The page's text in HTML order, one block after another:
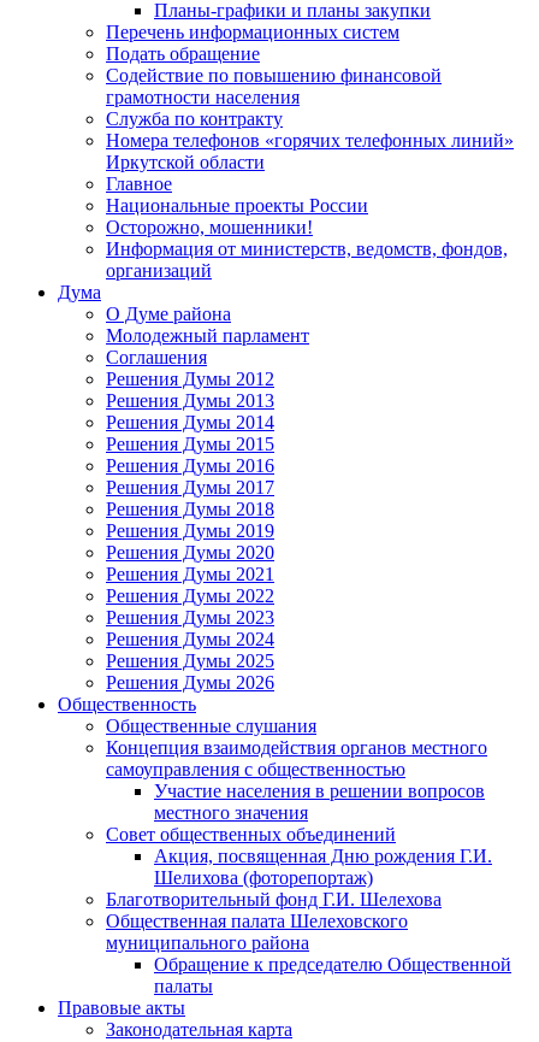
Планы-графики и планы закупки
Перечень информационных систем
Подать обращение
Содействие по повышению финансовой
грамотности населения
Служба по контракту
Номера телефонов «горячих телефонных линий»
Иркутской области
Главное
Национальные проекты России
Осторожно, мошенники!
Информация от министерств, ведомств, фондов,
организаций
Дума
О Думе района
Молодежный парламент
Соглашения
Решения Думы 2012
Решения Думы 2013
Решения Думы 2014
Решения Думы 2015
Решения Думы 2016
Решения Думы 2017
Решения Думы 2018
Решения Думы 2019
Решения Думы 2020
Решения Думы 2021
Решения Думы 2022
Решения Думы 2023
Решения Думы 2024
Решения Думы 2025
Решения Думы 2026
Общественность
Общественные слушания
Концепция взаимодействия органов местного
самоуправления с общественностью
Участие населения в решении вопросов
местного значения
Совет общественных объединений
Акция, посвященная Дню рождения Г.И.
Шелихова (фоторепортаж)
Благотворительный фонд Г.И. Шелехова
Общественная палата Шелеховского
муниципального района
Обращение к председателю Общественной
палаты
Правовые акты
Законодательная карта